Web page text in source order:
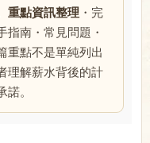
重點資訊整理 ・完
指南・常見問題・
重點不是單純列出
理解薪水背後的計
諾。